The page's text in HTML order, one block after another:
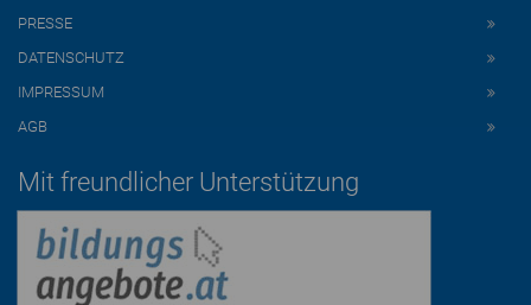
PRESSE
DATENSCHUTZ
IMPRESSUM
AGB
Mit freundlicher Unterstützung